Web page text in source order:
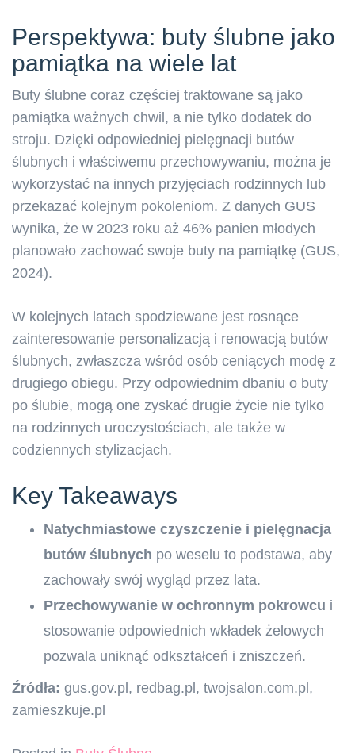
Perspektywa: buty ślubne jako
pamiątka na wiele lat
Buty ślubne coraz częściej traktowane są jako
pamiątka ważnych chwil, a nie tylko dodatek do
stroju. Dzięki odpowiedniej pielęgnacji butów
ślubnych i właściwemu przechowywaniu, można je
wykorzystać na innych przyjęciach rodzinnych lub
przekazać kolejnym pokoleniom. Z danych GUS
wynika, że w 2023 roku aż 46% panien młodych
planowało zachować swoje buty na pamiątkę (GUS,
2024).
W kolejnych latach spodziewane jest rosnące
zainteresowanie personalizacją i renowacją butów
ślubnych, zwłaszcza wśród osób ceniących modę z
drugiego obiegu. Przy odpowiednim dbaniu o buty
po ślubie, mogą one zyskać drugie życie nie tylko
na rodzinnych uroczystościach, ale także w
codziennych stylizacjach.
Key Takeaways
Natychmiastowe czyszczenie i pielęgnacja
butów ślubnych po weselu to podstawa, aby
zachowały swój wygląd przez lata.
Przechowywanie w ochronnym pokrowcu i
stosowanie odpowiednich wkładek żelowych
pozwala uniknąć odkształceń i zniszczeń.
Źródła: gus.gov.pl, redbag.pl, twojsalon.com.pl,
zamieszkuje.pl